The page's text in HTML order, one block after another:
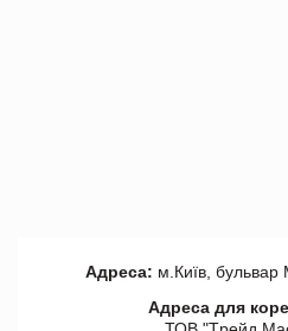
Адреса: м.Київ,
Адреса для